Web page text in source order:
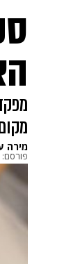
מירה
פורסם: